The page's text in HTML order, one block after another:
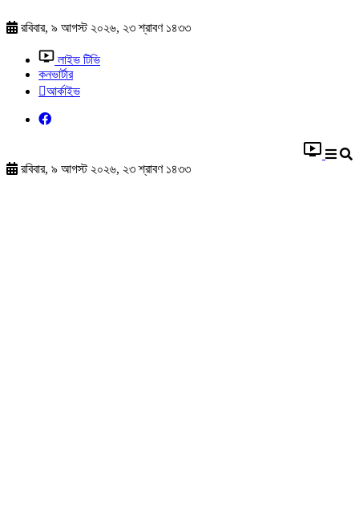
রবিবার, ৯ আগস্ট ২০২৬, ২৩ শ্রাবণ ১৪৩৩
লাইভ টিভি
কনভার্টার
আর্কাইভ
রবিবার, ৯ আগস্ট ২০২৬, ২৩ শ্রাবণ ১৪৩৩